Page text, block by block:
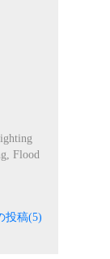
Flood
投稿(5)